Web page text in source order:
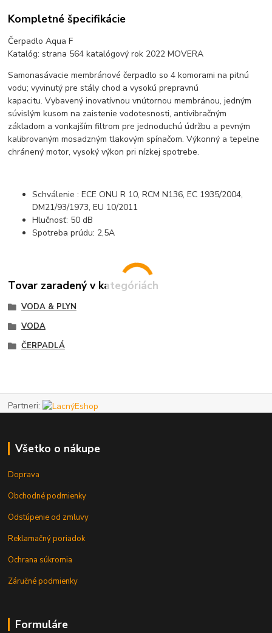
Kompletné špecifikácie
Čerpadlo Aqua F
Katalóg: strana 564 katalógový rok 2022 MOVERA
Samonasávacie membránové čerpadlo so 4 komorami na pitnú
vodu; vyvinutý pre stály chod a vysokú prepravnú
kapacitu. Vybavený inovatívnou vnútornou membránou, jedným
súvislým kusom na zaistenie vodotesnosti, antivibračným
základom a vonkajším filtrom pre jednoduchú údržbu a pevným
kalibrovaným mosadzným tlakovým spínačom. Výkonný a tepelne
chránený motor, vysoký výkon pri nízkej spotrebe.
Schválenie : ECE ONU R 10, RCM N136, EC 1935/2004,
DM21/93/1973, EU 10/2011
Hlučnosť: 50 dB
Spotreba prúdu: 2,5A
Tovar zaradený v kategóriách
VODA & PLYN
VODA
ČERPADLÁ
Partneri:
Všetko o nákupe
Doprava
Obchodné podmienky
Odstúpenie od zmluvy
Reklamačný poriadok
Ochrana súkromia
Záručné podmienky
Formuláre